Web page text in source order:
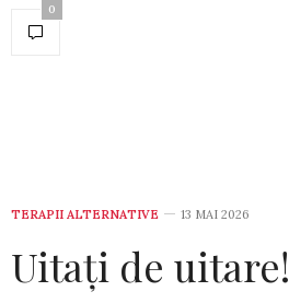
0
TERAPII ALTERNATIVE 13 MAI 2026
Uitați de uitare!